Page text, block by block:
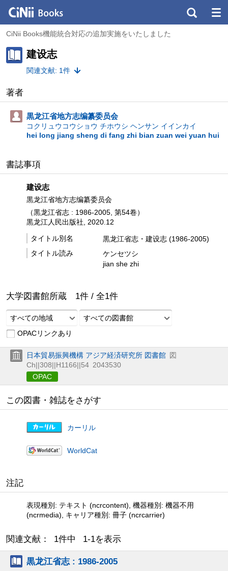
CiNii Books機能統合対応の追加実施をいたしました
建设志
関連文献: 1件
著者
黒龙江省地方志编纂委员会
コクリュウコウショウ チホウシ ヘンサン イインカイ
hei long jiang sheng di fang zhi bian zuan wei yuan hui
書誌事項
建设志
黒龙江省地方志编纂委员会
（黒龙江省志 : 1986-2005, 第54卷）
黒龙江人民出版社, 2020.12
タイトル別名
黒龙江省志・建设志 (1986-2005)
タイトル読み
ケンセツシ
jian she zhi
大学図書館所蔵 1件 / 全1件
すべての地域
すべての図書館
OPACリンクあり
日本貿易振興機構 アジア経済研究所 図書館 図
Ch||308||H1166||54 2043530
OPAC
この図書・雑誌をさがす
カーリル
WorldCat
注記
表現種別: テキスト (ncrcontent), 機器種別: 機器不用
(ncrmedia), キャリア種別: 冊子 (ncrcarrier)
関連文献： 1件中 1-1を表示
黒龙江省志 : 1986-2005